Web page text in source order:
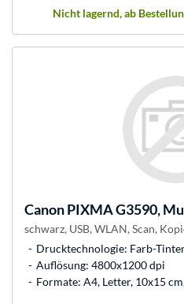
Nicht lagernd, ab
CanonPIXMA G3590,
schwarz, USB, WLAN, Scan,
Drucktechnologie: Farb-
Auflösung: 4800x1200 dpi
Formate: A4, Letter, 10x15